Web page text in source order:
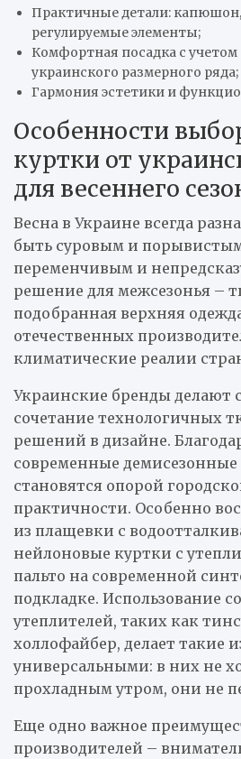
Практичные детали:
регулируемые элементы;
Комфортная посадка с учетом
украинского размерного ряда;
Гармония эстетики и
Особенности
куртки от
для весеннего
Весна в Украине всегда
быть суровым и
переменчивым и
решение для межсезонья –
подобранная верхняя
отечественных
климатические реалии
Украинские бренды делают
сочетание технологичных
решений в дизайне.
современные демисезонные
становятся опорой
практичности. Особенно
из плащевки с
нейлоновые куртки с
пальто на современной
подкладке. Использование
утеплителей, таких как
холлофайбер, делает такие
универсальными: в них не
прохладным утром, они не
Еще одно важное
производителей –